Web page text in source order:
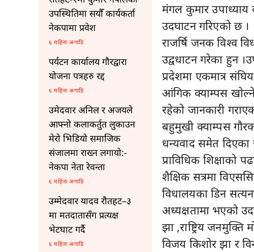
उपस्थितिमा सयौँ कार्यकर्ता
नेकपामा प्रवेश
६ महिना अगाडि
पर्यटन कार्यालय गौरद्वारा
योजना पत्रहरु रद्द
६ महिना अगाडि
उमेदवार अनिल र अजयले
आफ्नो कलाकर्तुत लुकाउन
मेरो भिडियो समाजिक
संजालमा राख्न लगायो:-
नेकपा नेता रेवन्ता
६ महिना अगाडि
उम्मेदवार यादव रौतहट–३
मा मतदातासँग प्रत्यक्ष
भेटघाट गर्दै
६ महिना अगाडि
मंगल कुमार उपाध्याय
उदघाटन गरिएको छ ।
राजर्षि जनक विश्व
उद्वधाटन गरेका हुन
प्रदेशमा एकमात्र
आंगिक क्याम्पस खाेल्ने
रहेको जानकारी
बहुमुखी क्याम्पस
धन्यवाद समेत
प्राविधिक शिक्षाको
शैक्षिक सत्रमा
विधालयका डिन
अध्यक्षतामा भएको
झा ,राष्ट्रिय
विजय किशाेर झा र